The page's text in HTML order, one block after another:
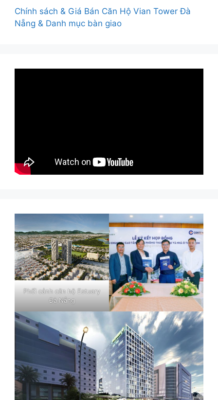
Chính sách & Giá Bán Căn Hộ Vian Tower Đà
Nẵng & Danh mục bàn giao
Phối cảnh căn hộ Estuary
Đà Nẵng